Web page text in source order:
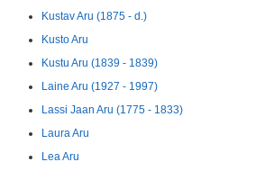
Kustav Aru (1875 - d.)
Kusto Aru
Kustu Aru (1839 - 1839)
Laine Aru (1927 - 1997)
Lassi Jaan Aru (1775 - 1833)
Laura Aru
Lea Aru